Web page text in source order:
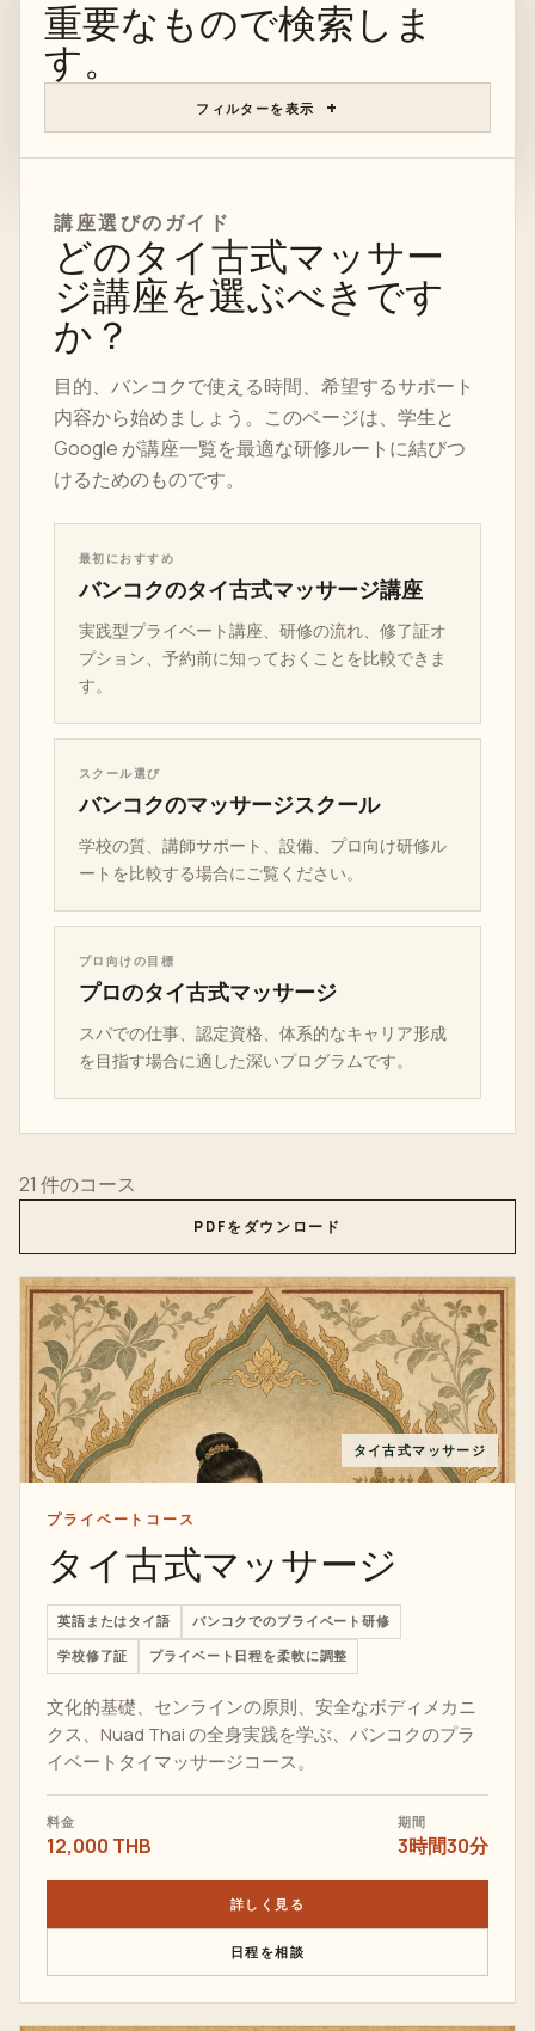
重要なもので検索しま
す。
フィルターを表示
講座選びのガイド
どのタイ古式マッサー
ジ講座を選ぶべきです
か？
目的、バンコクで使える時間、希望するサポート
内容から始めましょう。このページは、学生と
Google が講座一覧を最適な研修ルートに結びつ
けるためのものです。
最初におすすめ
バンコクのタイ古式マッサージ講座
実践型プライベート講座、研修の流れ、修了証オ
プション、予約前に知っておくことを比較できま
す。
スクール選び
バンコクのマッサージスクール
学校の質、講師サポート、設備、プロ向け研修ル
ートを比較する場合にご覧ください。
プロ向けの目標
プロのタイ古式マッサージ
スパでの仕事、認定資格、体系的なキャリア形成
を目指す場合に適した深いプログラムです。
21 件のコース
PDFをダウンロード
タイ古式マッサージ
プライベートコース
タイ古式マッサージ
英語またはタイ語 バンコクでのプライベート研修
学校修了証 プライベート日程を柔軟に調整
文化的基礎、センラインの原則、安全なボディメカニ
クス、Nuad Thai の全身実践を学ぶ、バンコクのプラ
イベートタイマッサージコース。
料金
12,000 THB
期間
3時間30分
詳しく見る
日程を相談